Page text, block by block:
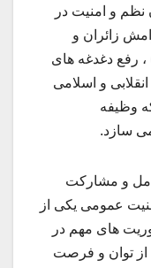
نظم و امنیت در
زائران و
، رفع دغدغه های
و اسلامی
وظیفه
سازد.
و مشارکت
عمومی یکی از
های مهم در
از توان و فرصت